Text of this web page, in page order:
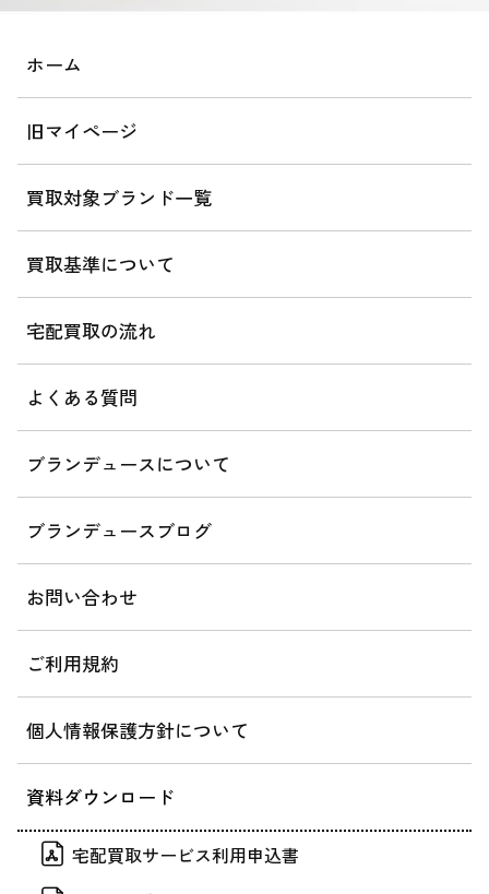
ホーム
旧マイページ
買取対象ブランド一覧
買取基準について
宅配買取の流れ
よくある質問
ブランデュースについて
ブランデュースブログ
お問い合わせ
ご利用規約
個人情報保護方針について
資料ダウンロード
宅配買取サービス利用申込書